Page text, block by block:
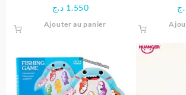
Space Boy
1.550 د.ج
Ajouter au panier